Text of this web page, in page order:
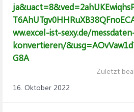
ww.excel-ist-sexy.de/
konvertieren/
G8A
Zuletzt
16. Oktober 2022